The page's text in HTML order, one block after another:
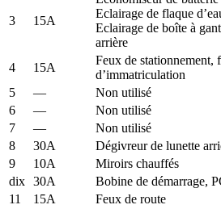
3 15A
Eclairage de flaque
Eclairage de boîte à
arrière
4
15A
Feux de stationnement,
d’immatriculation
5
—
Non utilisé
6
—
Non utilisé
7
—
Non utilisé
8
30A
Dégivreur de lunette
9
10A
Miroirs chauffés
dix 30A
Bobine de démarrage,
11
15A Feux de route